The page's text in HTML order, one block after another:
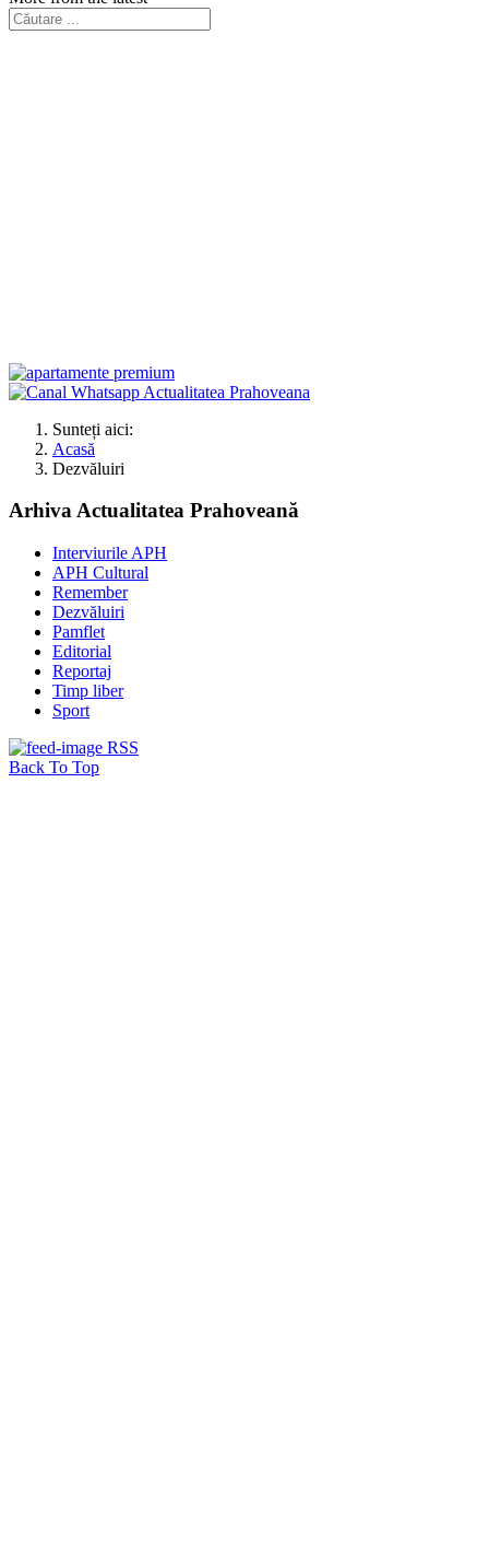
Sunteți aici:
Acasă
Dezvăluiri
Arhiva Actualitatea Prahoveană
Interviurile APH
APH Cultural
Remember
Dezvăluiri
Pamflet
Editorial
Reportaj
Timp liber
Sport
RSS
Back To Top